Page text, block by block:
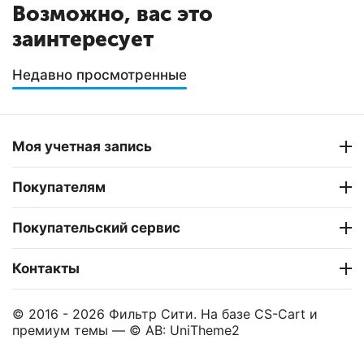
Возможно, вас это
заинтересует
Недавно просмотренные
Моя учетная запись
Покупателям
Покупательский сервис
Контакты
© 2016 - 2026 Фильтр Сити. На базе CS-Cart и
премиум темы — © AB: UniTheme2